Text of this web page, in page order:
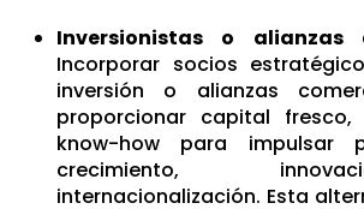
Inversionistas o alianzas
Incorporar socios
inversión o alianzas
proporcionar capital fresco,
know-how para impulsar
crecimiento,
internacionalización. Esta